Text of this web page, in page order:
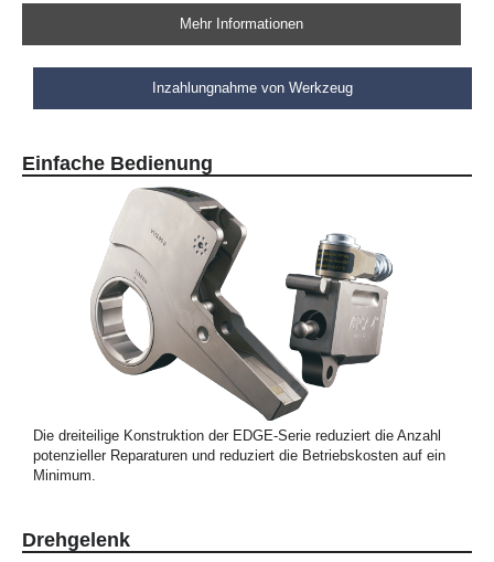
Mehr Informationen
Inzahlungnahme von Werkzeug
Einfache Bedienung
Die dreiteilige Konstruktion der EDGE-Serie reduziert die Anzahl
potenzieller Reparaturen und reduziert die Betriebskosten auf ein
Minimum.
Drehgelenk